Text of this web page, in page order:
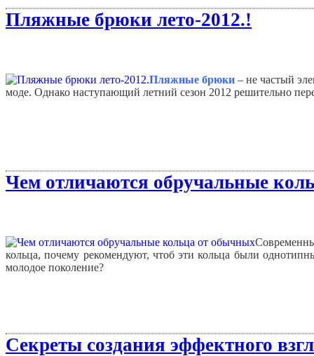
Пляжные брюки лето-2012.!
Пляжные брюки – не частый
моде. Однако наступающий летний сезон 2012 решительно
Чем отличаются обручальные
кольца, почему рекомендуют, чтоб эти кольца были
молодое поколение?
Секреты создания эффектного